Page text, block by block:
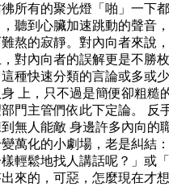
所有的聚光燈「啪」一下
聽到心臟加速跳動的聲音
熬的寂靜。對內向者來說
對內向者的誤解更是不勝
種快速分類的言論或多或
上，只不過是簡便卻粗糙
門主管們依此下定論。 反
無人能敵 身邊許多內向的
萬化的小劇場，老是糾結
輕鬆地找人講話呢？」或
來的，可惡，怎麼現在才